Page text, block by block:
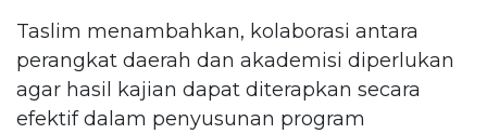
Taslim menambahkan, kolaborasi antara
perangkat daerah dan akademisi diperlukan
agar hasil kajian dapat diterapkan secara
efektif dalam penyusunan program